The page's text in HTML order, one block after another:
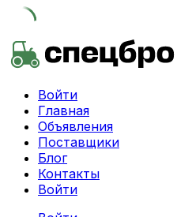
Skip
to
Войти
Главная
Объявления
Поставщики
Блог
Контакты
Войти